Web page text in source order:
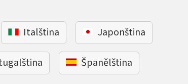
Italština Japonština
Španělština